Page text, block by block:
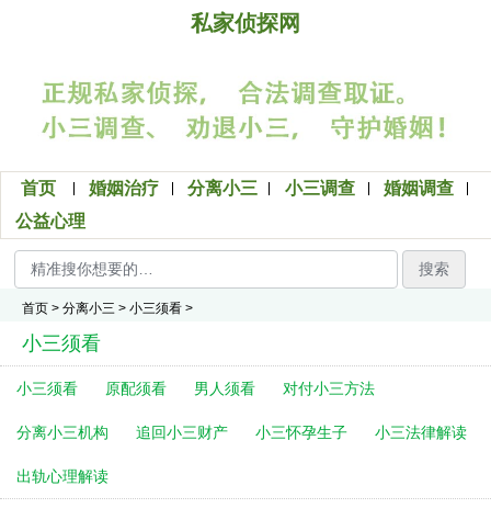
私家侦探网
首页 婚姻治疗 分离小三 小三调查
婚姻调查
公益心理
搜索
首页 > 分离小三 > 小三须看 >
小三须看
小三须看 原配须看 男人须看 对付小三方法
分离小三机构 追回小三财产 小三怀孕生子 小三法律解读
出轨心理解读